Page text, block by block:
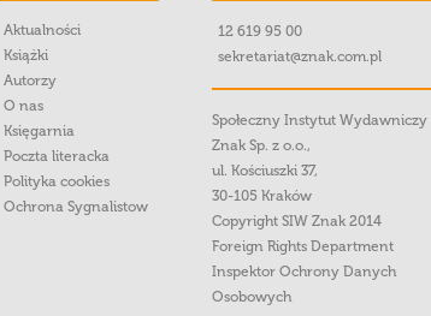
Aktualności
Książki
Autorzy
O nas
Księgarnia
Poczta literacka
Polityka cookies
Ochrona Sygnalistow
12 619 95 00
sekretariat@znak.com.pl
Społeczny Instytut Wydawniczy
Znak Sp. z o.o.,
ul. Kościuszki 37,
30-105 Kraków
Copyright SIW Znak 2014
Foreign Rights Department
Inspektor Ochrony Danych
Osobowych